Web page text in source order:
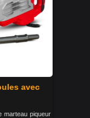
avec
marteau piqueur